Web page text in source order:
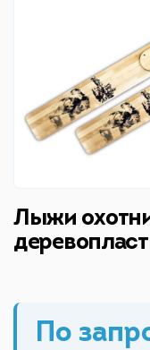
Лыжи
По